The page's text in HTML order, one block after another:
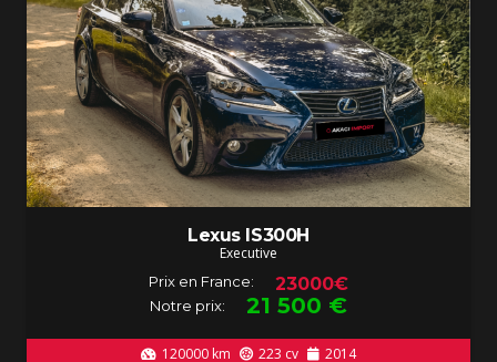
Lexus IS300H
Executive
Prix en France: 23000€
Notre prix: 21 500 €
120000 km 223 cv 2014